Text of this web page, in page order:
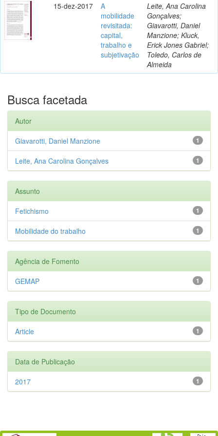
15-dez-2017
A
mobilidade
revisitada:
capital,
trabalho e
subjetivação
Leite, Ana Carolina
Gonçalves;
Giavarotti, Daniel
Manzione; Kluck,
Erick Jones Gabriel;
Toledo, Carlos de
Almeida
Busca facetada
Autor
1
Giavarotti, Daniel Manzione
1
Leite, Ana Carolina Gonçalves
Assunto
1
Fetichismo
1
Mobilidade do trabalho
Agência de Fomento
1
GEMAP
Tipo de Documento
1
Article
Data de Publicação
1
2017